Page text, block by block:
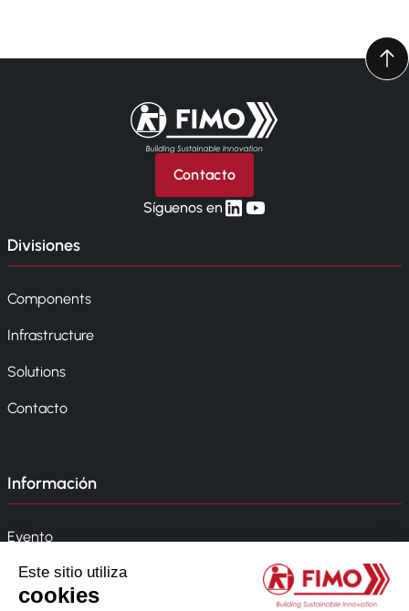
Volver a la página principal
Contacto
Síguenos enlinkedin
yt
Divisiones
Components
Infrastructure
Solutions
Contacto
Información
Evento
Noticias